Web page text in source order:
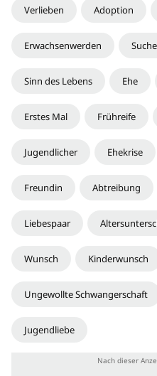
Verlieben Adoption
Erwachsenwerden Suche
Sinn des Lebens Ehe
Erstes Mal Frühreife
Jugendlicher Ehekrise
Freundin Abtreibung
Liebespaar
Wunsch Kinderwunsch
Ungewollte Schwangerschaft
Jugendliebe